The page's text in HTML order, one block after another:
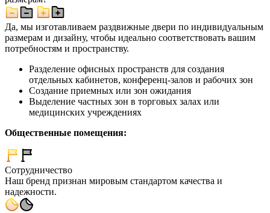
Да, мы изготавливаем раздвижные двери по индивидуальным
размерам и дизайну, чтобы идеально соответствовать вашим
потребностям и пространству.
Разделение офисных пространств для создания
отдельных кабинетов, конференц-залов и рабочих зон
Создание приемных или зон ожидания
Выделение частных зон в торговых залах или
медицинских учреждениях
Общественные помещения:
Сотрудничество
Наш бренд признан мировым стандартом качества и
надежности.